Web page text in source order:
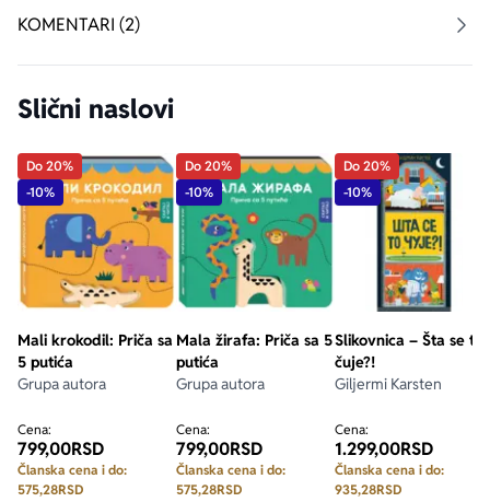
KOMENTARI (2)
Slični naslovi
Do 20%
-10%
Mali krokodil: Priča sa
5 putića
Grupa autora
Cena:
799,00RSD
Članska cena i do:
575,28RSD
Do 20%
-10%
Mala žirafa: Priča sa 5
putića
Grupa autora
Cena:
799,00RSD
Članska cena i do:
575,28RSD
Do 20%
-10%
Slikovnica – Šta se to
čuje?!
Giljermi Karsten
Cena:
1.299,00RSD
Članska cena i do:
935,28RSD